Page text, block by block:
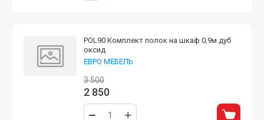
POL90 Комплект полок на шкаф 0,9м дуб
оксид
ЕВРО МЕБЕЛЬ
3 500
2 850